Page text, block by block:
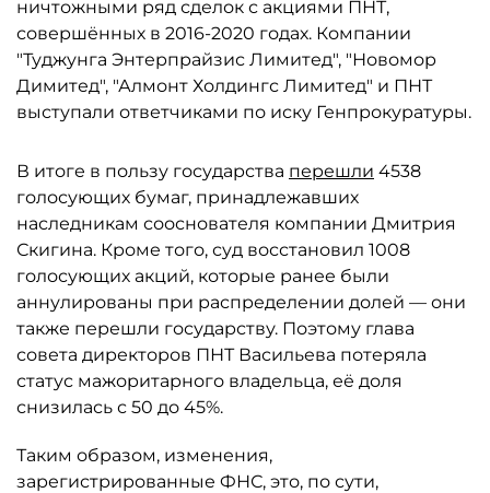
ничтожными ряд сделок с акциями ПНТ,
совершённых в 2016-2020 годах. Компании
"Туджунга Энтерпрайзис Лимитед", "Новомор
Димитед", "Алмонт Холдингс Лимитед" и ПНТ
выступали ответчиками по иску Генпрокуратуры.
В итоге в пользу государства перешли 4538
голосующих бумаг, принадлежавших
наследникам сооснователя компании Дмитрия
Скигина. Кроме того, суд восстановил 1008
голосующих акций, которые ранее были
аннулированы при распределении долей — они
также перешли государству. Поэтому глава
совета директоров ПНТ Васильева потеряла
статус мажоритарного владельца, её доля
снизилась с 50 до 45%.
Таким образом, изменения,
зарегистрированные ФНС, это, по сути,